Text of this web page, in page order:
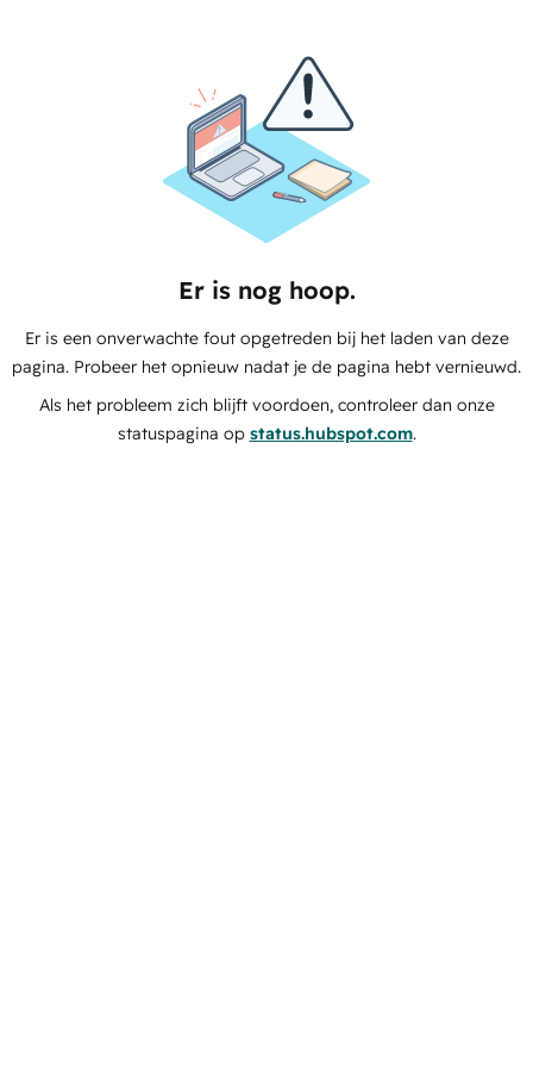
Er is nog hoop.
Er is een onverwachte fout opgetreden bij het laden van deze
pagina. Probeer het opnieuw nadat je de pagina hebt vernieuwd.
Als het probleem zich blijft voordoen, controleer dan onze
statuspagina op status.hubspot.com.